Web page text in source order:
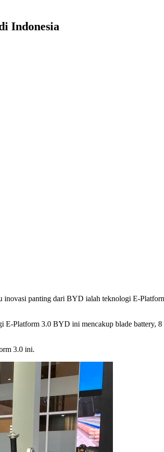
Indonesia
panting dari BYD ialah teknologi E-
Platform 3.0 BYD ini mencakup blade battery,
3.0 ini.